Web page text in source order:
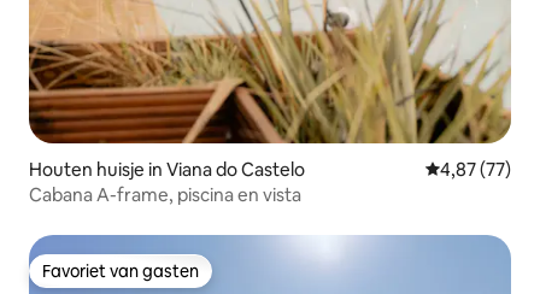
Houten huisje in Viana do Castelo Gemiddelde
4,87 (77)
Cabana A-frame, piscina en vista
Favoriet van gasten
Favoriet van gasten